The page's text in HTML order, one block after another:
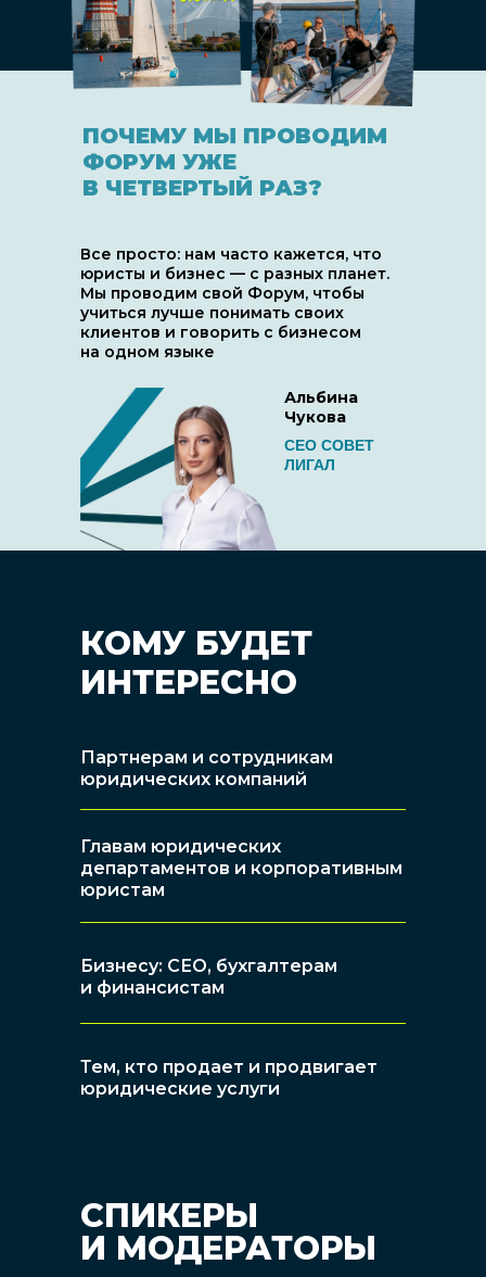
Все просто: нам часто кажется, что
юристы и бизнес — с разных планет.
Мы проводим свой Форум, чтобы
учиться лучше понимать своих
клиентов и говорить с бизнесом
на одном языке
Альбина
Чукова
СЕО СОВЕТ
ЛИГАЛ
ПОЧЕМУ МЫ ПРОВОДИМ
ФОРУМ УЖЕ
В ЧЕТВЕРТЫЙ РАЗ?
КОМУ БУДЕТ
ИНТЕРЕСНО
Партнерам и сотрудникам
юридических компаний
Бизнесу: СЕО, бухгалтерам
и финансистам
Тем, кто продает и продвигает
юридические услуги
Главам юридических
департаментов и корпоративным
юристам
СПИКЕРЫ
И МОДЕРАТОРЫ